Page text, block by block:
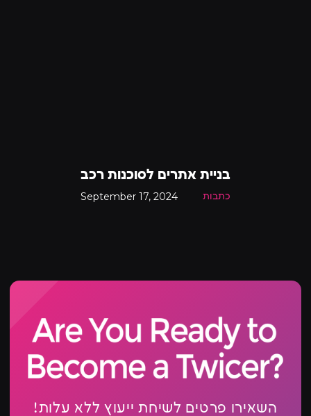
בניית אתרים לסוכנות רכב
כתבות September 17, 2024
השאירו פרטים לשיחת ייעוץ ללא עלות!